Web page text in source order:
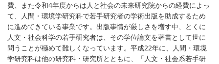
費、また令和4年度からは人と社会の未来研究院からの経費によっ
て、人間・環境学研究科で若手研究者の学術出版を助成するため
に進めてきている事業です。出版事情が厳しさを増す中、とくに
人文・社会科学の若手研究者は、その学位論文を著書として世に
問うことが極めて難しくなっています。平成22年に、人間・環境
学研究科は他の研究科・研究所とともに、「人文・社会系若手研